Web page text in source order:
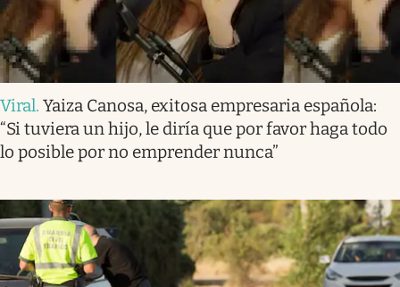
Viral. Yaiza Canosa, exitosa empresaria española:
“Si tuviera un hijo, le diría que por favor haga todo
lo posible por no emprender nunca”